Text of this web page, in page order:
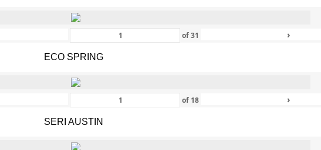
of31 ›
ECO SPRING
of 18 ›
SERI AUSTIN